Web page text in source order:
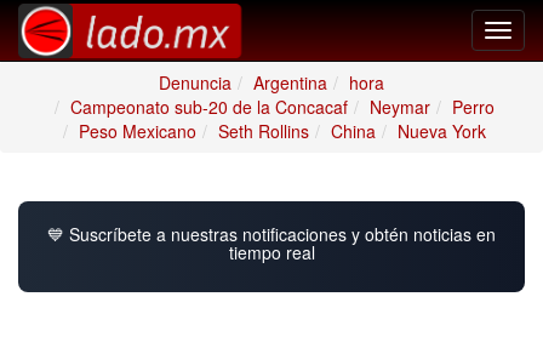
Denuncia
Argentina
hora
Campeonato sub-20 de la Concacaf
Neymar
Perro
Peso Mexicano
Seth Rollins China Nueva York
💙 Suscríbete a nuestras notificaciones y obtén noticias en
tiempo real